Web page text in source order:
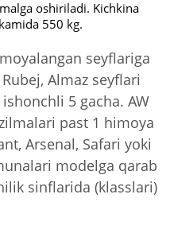
oshiriladi. Kichkina
550 kg.
seyflariga
Almaz seyflari
5 gacha. AW
past 1 himoya
Arsenal, Safari yoki
modelga qarab
sinflarida (klasslari)